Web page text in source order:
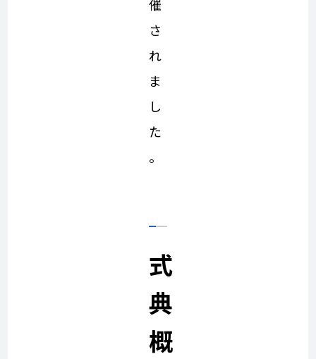
催
さ
れ
ま
し
た
。
式
典
概